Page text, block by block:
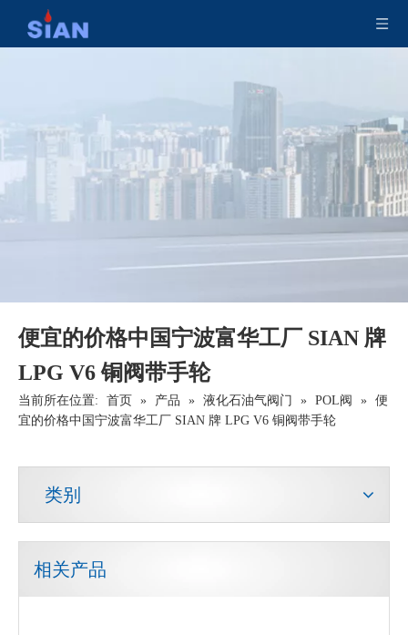
便宜的价格中国宁波富华工厂 SIAN 牌
LPG V6 铜阀带手轮
当前所在位置: 首页 » 产品 » 液化石油气阀门 » POL阀 » 便
宜的价格中国宁波富华工厂 SIAN 牌 LPG V6 铜阀带手轮
类别
相关产品
铜CO2消防防火阀
安全泄压静压液化石油气阀 便携式铜露营液化石油气阀